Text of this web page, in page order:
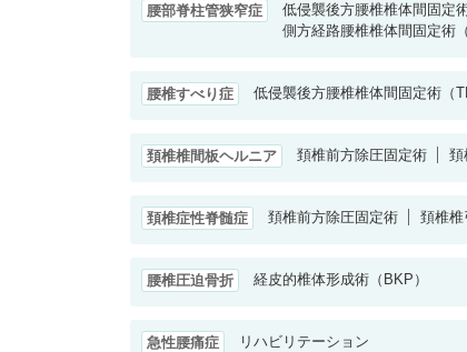
腰部脊柱管狭窄症
低侵襲後方腰椎椎体間固定
側方経路腰椎椎体間固定術
腰椎すべり症 低侵襲後方腰椎椎体間固定術（
頚椎椎間板ヘルニア 頚椎前方除圧固定術 頚
頚椎症性脊髄症 頚椎前方除圧固定術 頚椎椎
腰椎圧迫骨折 経皮的椎体形成術（BKP）
急性腰痛症 リハビリテーション